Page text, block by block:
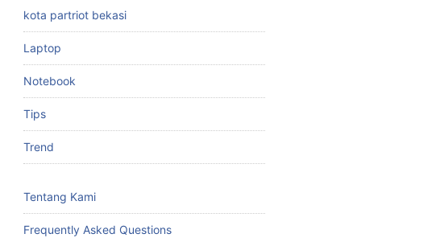
kota partriot bekasi
Laptop
Notebook
Tips
Trend
Tentang Kami
Frequently Asked Questions